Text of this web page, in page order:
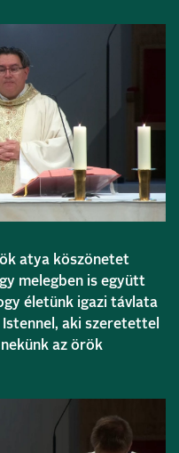
atya köszönetet
melegben is együtt
életünk igazi távlata
aki szeretettel
az örök